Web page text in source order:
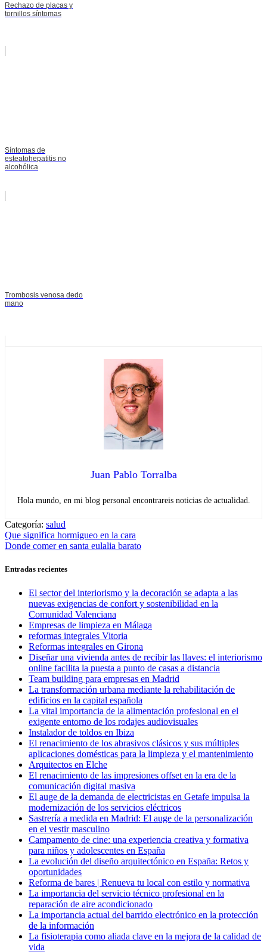
Rechazo de placas y
tornillos síntomas
Síntomas de
esteatohepatitis no
alcohólica
Trombosis venosa dedo
mano
Juan Pablo Torralba
Hola mundo, en mi blog personal encontrareis noticias de actualidad.
Categoría: salud
Navegación
de
entradas
Entrada
anterior:
Que significa hormigueo en la cara
Entrada
Donde comer en santa eulalia barato
Entradas recientes
El sector del interiorismo y la decoración se adapta a las
nuevas exigencias de confort y sostenibilidad en la
Comunidad Valenciana
Empresas de limpieza en Málaga
reformas integrales Vitoria
Reformas integrales en Girona
Diseñar una vivienda antes de recibir las llaves: el interiorismo
online facilita la puesta a punto de casas a distancia
Team building para empresas en Madrid
La transformación urbana mediante la rehabilitación de
edificios en la capital española
La vital importancia de la alimentación profesional en el
exigente entorno de los rodajes audiovisuales
Instalador de toldos en Ibiza
El renacimiento de los abrasivos clásicos y sus múltiples
aplicaciones domésticas para la limpieza y el mantenimiento
Arquitectos en Elche
El renacimiento de las impresiones offset en la era de la
comunicación digital masiva
El auge de la demanda de electricistas en Getafe impulsa la
modernización de los servicios eléctricos
Sastrería a medida en Madrid: El auge de la personalización
en el vestir masculino
Campamento de cine: una experiencia creativa y formativa
para niños y adolescentes en España
La evolución del diseño arquitectónico en España: Retos y
oportunidades
Reforma de bares | Renueva tu local con estilo y normativa
La importancia del servicio técnico profesional en la
reparación de aire acondicionado
La importancia actual del barrido electrónico en la protección
de la información
La fisioterapia como aliada clave en la mejora de la calidad de
vida